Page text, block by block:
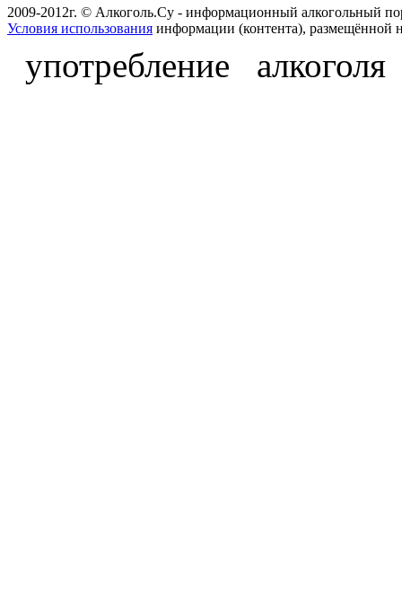
2009-2012г. © Алкоголь.Су - информационный алкогольный
Условия использования информации (контента), размещённой
употребление